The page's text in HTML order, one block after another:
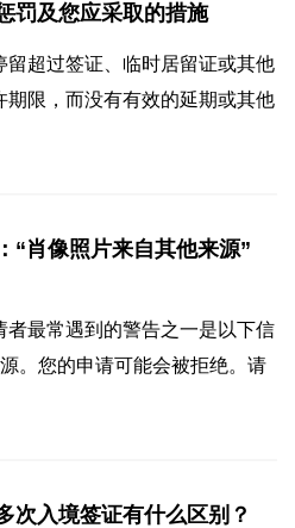
罚及您应采取的措施
超过签证、临时居留证或其他
限，而没有有效的延期或其他
“肖像照片来自其他来源”
者最常遇到的警告之一是以下信
。您的申请可能会被拒绝。请
次入境签证有什么区别？